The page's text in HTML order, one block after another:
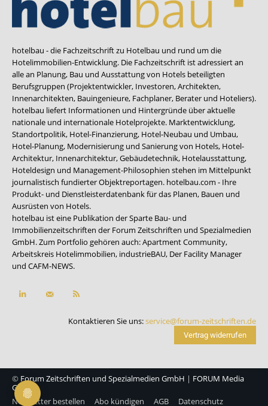
hotelbau - die Fachzeitschrift zu Hotelbau und rund um die
Hotelimmobilien-Entwicklung. Die Fachzeitschrift ist adressiert an
alle an Planung, Bau und Ausstattung von Hotels beteiligten
Berufsgruppen (Projektentwickler, Investoren, Architekten,
Innenarchitekten, Bauingenieure, Fachplaner, Berater und Hoteliers).
hotelbau liefert Informationen und Hintergründe über aktuelle
nationale und internationale Hotelprojekte. Marktentwicklung,
Standortpolitik, Hotel-Finanzierung, Hotel-Neubau und Umbau,
Hotel-Planung, Modernisierung und Sanierung von Hotels, Hotel-
Architektur, Innenarchitektur, Gebäudetechnik, Hotelausstattung,
Hoteldesign und Management-Philosophien stehen im Mittelpunkt
journalistisch fundierter Objektreportagen. hotelbau.com - Ihre
Produkt- und Dienstleisterdatenbank für das Planen, Bauen und
Ausrüsten von Hotels.
hotelbau ist eine Publikation der Sparte Bau- und
Immobilienzeitschriften der Forum Zeitschriften und Spezialmedien
GmbH. Zum Portfolio gehören auch:Apartment Community,
Arbeitskreis Hotelimmobilien, industrieBAU, Der Facility Manager
und CAFM-NEWS.
Kontaktieren Sie uns:service@forum-zeitschriften.de
Vertrag widerrufen
© Forum Zeitschriften und Spezialmedien GmbH | FORUM Media
Group
Newsletter bestellen
Abo kündigen AGB
Datenschutz